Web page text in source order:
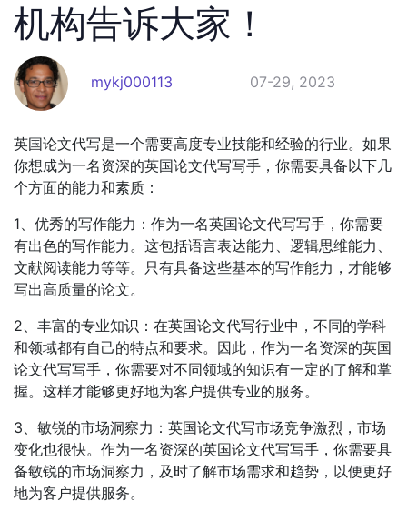
机构告诉大家！
mykj000113 07-29, 2023
英国论文代写是一个需要高度专业技能和经验的行业。如果
你想成为一名资深的英国论文代写写手，你需要具备以下几
个方面的能力和素质：
1、优秀的写作能力：作为一名英国论文代写写手，你需要
有出色的写作能力。这包括语言表达能力、逻辑思维能力、
文献阅读能力等等。只有具备这些基本的写作能力，才能够
写出高质量的论文。
2、丰富的专业知识：在英国论文代写行业中，不同的学科
和领域都有自己的特点和要求。因此，作为一名资深的英国
论文代写写手，你需要对不同领域的知识有一定的了解和掌
握。这样才能够更好地为客户提供专业的服务。
3、敏锐的市场洞察力：英国论文代写市场竞争激烈，市场
变化也很快。作为一名资深的英国论文代写写手，你需要具
备敏锐的市场洞察力，及时了解市场需求和趋势，以便更好
地为客户提供服务。